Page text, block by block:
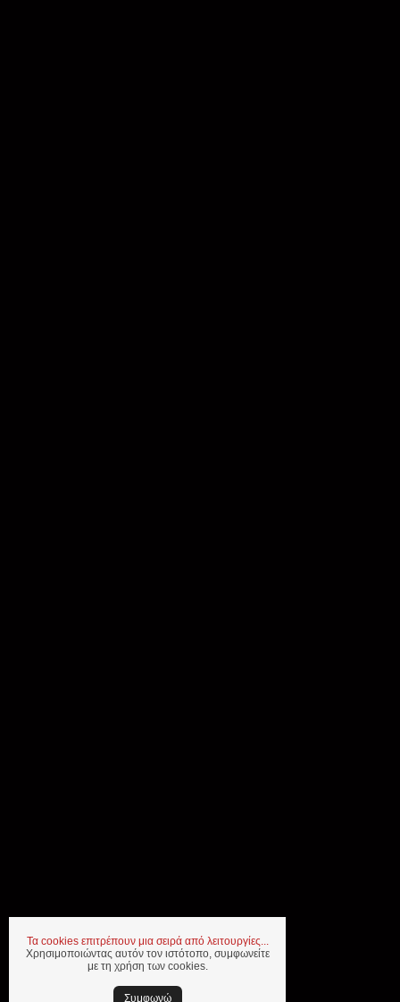
Τα cookies επιτρέπουν μια σειρά από λειτουργίες...
Χρησιμοποιώντας αυτόν τον ιστότοπο, συμφωνείτε
με τη χρήση των cookies.
Συμφωνώ